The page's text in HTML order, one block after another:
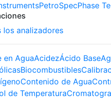
PetroSpecPhase
los analizadores
en AguaAcidezÁcido Base
Biocombustibles
Contenido de Agua
de Temperatura